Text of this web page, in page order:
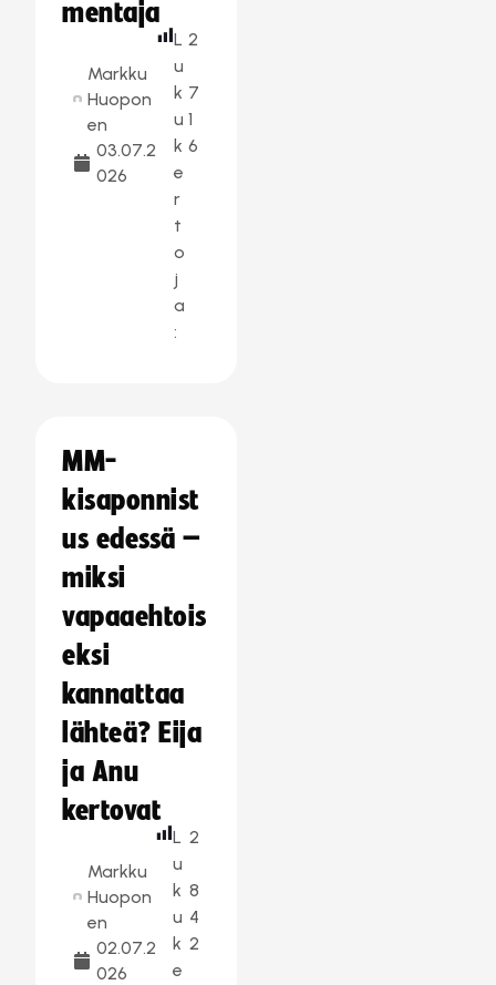
mentaja
Markku
Huopon
en
03.07.2
026
L
u
k
u
k
e
r
t
o
j
a
:
2
7
1
6
MM-
kisaponnist
us edessä –
miksi
vapaaehtois
eksi
kannattaa
lähteä? Eija
ja Anu
kertovat
Markku
Huopon
en
02.07.2
026
L
u
k
u
k
e
2
8
4
2